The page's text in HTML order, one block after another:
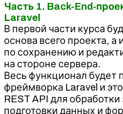
Часть 1. Back-End-
Laravel
В первой части курса
основа всего проекта,
по сохранению и
на стороне сервера.
Весь функционал будет
фреймворка Laravel и
REST API для обработки
подготовки данных и